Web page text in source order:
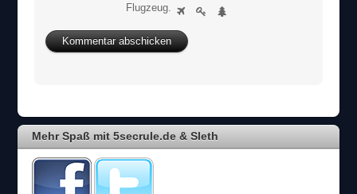
Flugzeug. S
n
d
i
n
Mehr Spaß mit 5secrule.de & Sleth